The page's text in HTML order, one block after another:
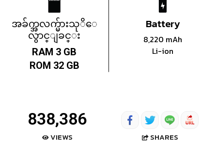
အခ်က္အလက္မ်ားသုိေ
လွာင္ျခင္း
RAM 3 GB
ROM 32 GB
Battery
8,220 mAh
Li-ion
838,386
VIEWS SHARES